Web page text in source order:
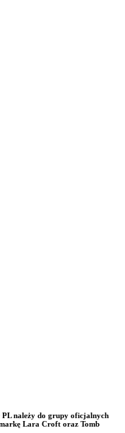
PL należy do grupy oficjalnych
Lara Croft oraz Tomb